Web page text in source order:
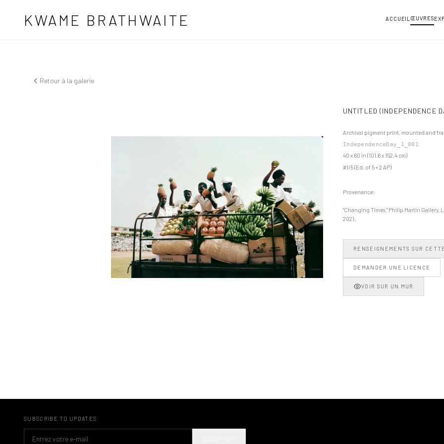
KWAME BRATHWAITE ACCUEIL ŒUVRES
Retour à la galerie
UNTITLED (INDEPENDENCE
Archival pigment print, mounted and
IndependenceDay_1_001
40 x 60 in (101.6 x 152.4 cm)
#1/5 (Ed. of 5 + 2 AP)
Provenance:
"Changing Times," Philip Martin Gallery,
2021.
RENSEIGNEMENTS SUR
DEMANDER UNE LICENCE
VOIR SUR UN MUR
SUBSCRIBE TO UPDATES